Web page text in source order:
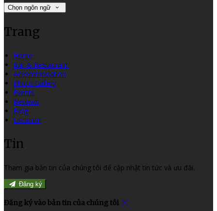
Chọn ngôn ngữ
Trang
Home
Bar & Restaurant
Accommodation
Photo Gallery
Events
Reviews
Blog
Location
Tin
Tham gia bản tin của chúng tôi để cập nhật tin tức và ưu đãi.
Đăng ký
Đăng ký vào bản tin của chúng tôi